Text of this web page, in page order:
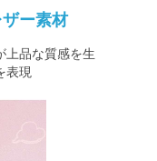
ー素材
上品な質感を生
表現